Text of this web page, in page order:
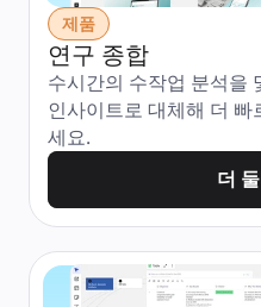
제품
연구 종합
수시간의 수작업 분석을
인사이트로 대체해 더
세요.
더